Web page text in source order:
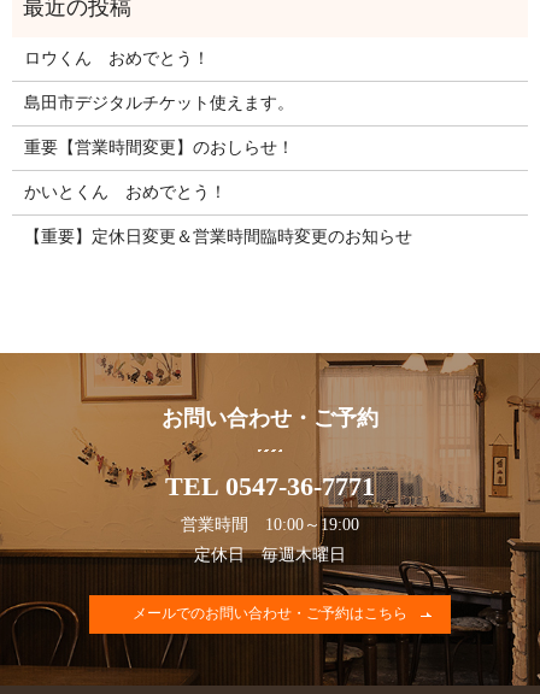
ロウくん おめでとう！
島田市デジタルチケット使えます。
重要【営業時間変更】のおしらせ！
かいとくん おめでとう！
【重要】定休日変更＆営業時間臨時変更のお知らせ
お問い合わせ・ご予約
TEL 0547-36-7771
営業時間 10:00～19:00
定休日 毎週木曜日
メールでのお問い合わせ・ご予約はこちら